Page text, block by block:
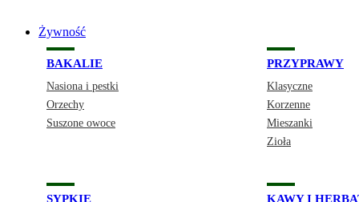
Żywność
BAKALIE
Nasiona i pestki
Orzechy
Suszone owoce
PRZYPRAWY
Klasyczne
Korzenne
Mieszanki
Zioła
SYPKIE KAWY I